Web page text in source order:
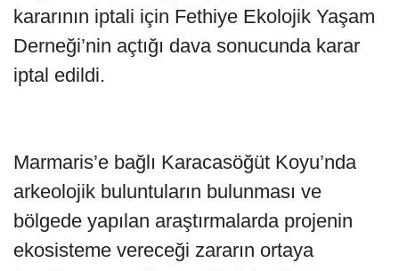
kararının iptali için Fethiye Ekolojik Yaşam
Derneği’nin açtığı dava sonucunda karar
iptal edildi.
Marmaris’e bağlı Karacasöğüt Koyu’nda
arkeolojik buluntuların bulunması ve
bölgede yapılan araştırmalarda projenin
ekosisteme vereceği zararın ortaya